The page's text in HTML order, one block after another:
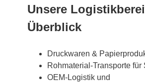
Unsere
Überblick
Druckwaren &
Rohmaterial-Transporte für
OEM-Logistik und